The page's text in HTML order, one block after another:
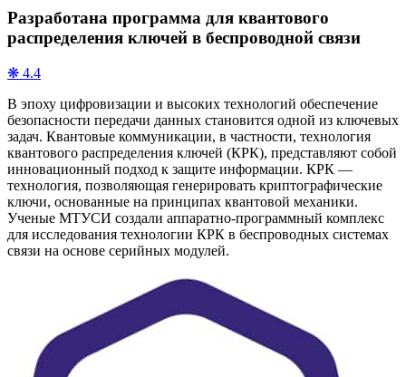
Разработана программа для квантового
распределения ключей в беспроводной связи
❋ 4.4
В эпоху цифровизации и высоких технологий обеспечение
безопасности передачи данных становится одной из ключевых
задач. Квантовые коммуникации, в частности, технология
квантового распределения ключей (КРК), представляют собой
инновационный подход к защите информации. КРК —
технология, позволяющая генерировать криптографические
ключи, основанные на принципах квантовой механики.
Ученые МТУСИ создали аппаратно-программный комплекс
для исследования технологии КРК в беспроводных системах
связи на основе серийных модулей.